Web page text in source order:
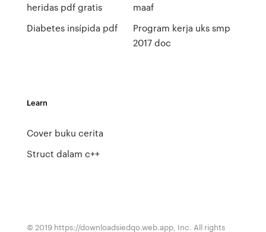
heridas pdf gratis
Diabetes insípida pdf
maaf
Program kerja uks smp
2017 doc
Learn
Cover buku cerita
Struct dalam c++
© 2019 https://downloadsiedqo.web.app, Inc. All rights